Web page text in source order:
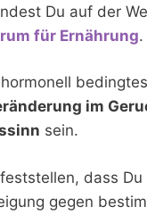
Du auf der
für Ernährung.
im
sein.
dass
gegen